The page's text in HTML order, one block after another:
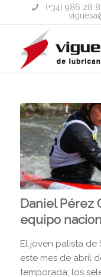
(+34) 986 28
Daniel Pérez
equipo
El joven palista de
este mes de abril
temporada; los